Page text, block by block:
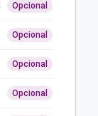
Opcional
Opcional
Opcional
Opcional